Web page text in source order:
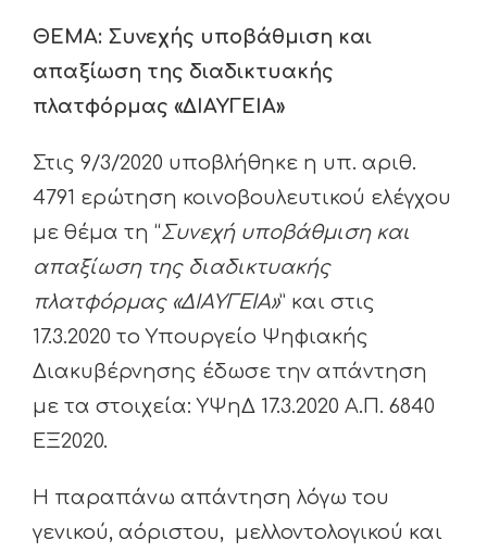
ΘΕΜΑ: Συνεχής υποβάθμιση και
απαξίωση της διαδικτυακής
πλατφόρμας «ΔΙΑΥΓΕΙΑ»
Στις 9/3/2020 υποβλήθηκε η υπ. αριθ.
4791 ερώτηση κοινοβουλευτικού ελέγχου
με θέμα τη “Συνεχή υποβάθμιση και
απαξίωση της διαδικτυακής
πλατφόρμας «ΔΙΑΥΓΕΙΑ»” και στις
17.3.2020 το Υπουργείο Ψηφιακής
Διακυβέρνησης έδωσε την απάντηση
με τα στοιχεία: ΥΨηΔ 17.3.2020 Α.Π. 6840
ΕΞ2020.
Η παραπάνω απάντηση λόγω του
γενικού, αόριστου, μελλοντολογικού και